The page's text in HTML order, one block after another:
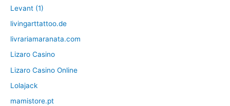
Levant (1)
livingarttattoo.de
livrariamaranata.com
Lizaro Casino
Lizaro Casino Online
Lolajack
mamistore.pt